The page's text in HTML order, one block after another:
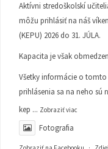
Aktívni stredoškolskí
môžu prihlásiť na náš
(KEPU) 2026 do 31. JÚLA.
Kapacita je však
Všetky informácie o
prihlásenia sa na neho sú
kep ... Zobraziť viac
Fotografia